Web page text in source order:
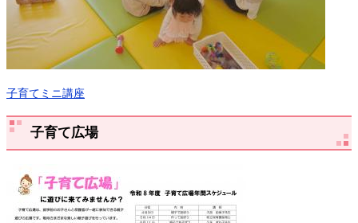
子育てミニ講座
子育て広場